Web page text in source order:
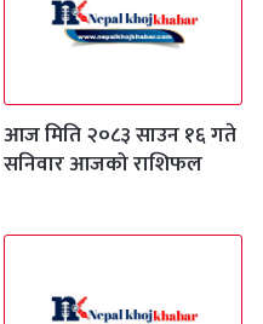
आज मिति २०८३ साउन १६ गते
सनिवार आजको राशिफल